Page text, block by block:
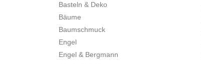
Basteln & Deko
Bäume
Baumschmuck
Engel
Engel & Bergmann